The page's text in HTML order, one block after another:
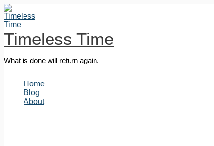
跳
至
内
Timeless Time
What is done will return again.
Home
Blog
About